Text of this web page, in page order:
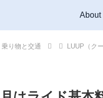
About
乗り物と交通 LUUP（ク